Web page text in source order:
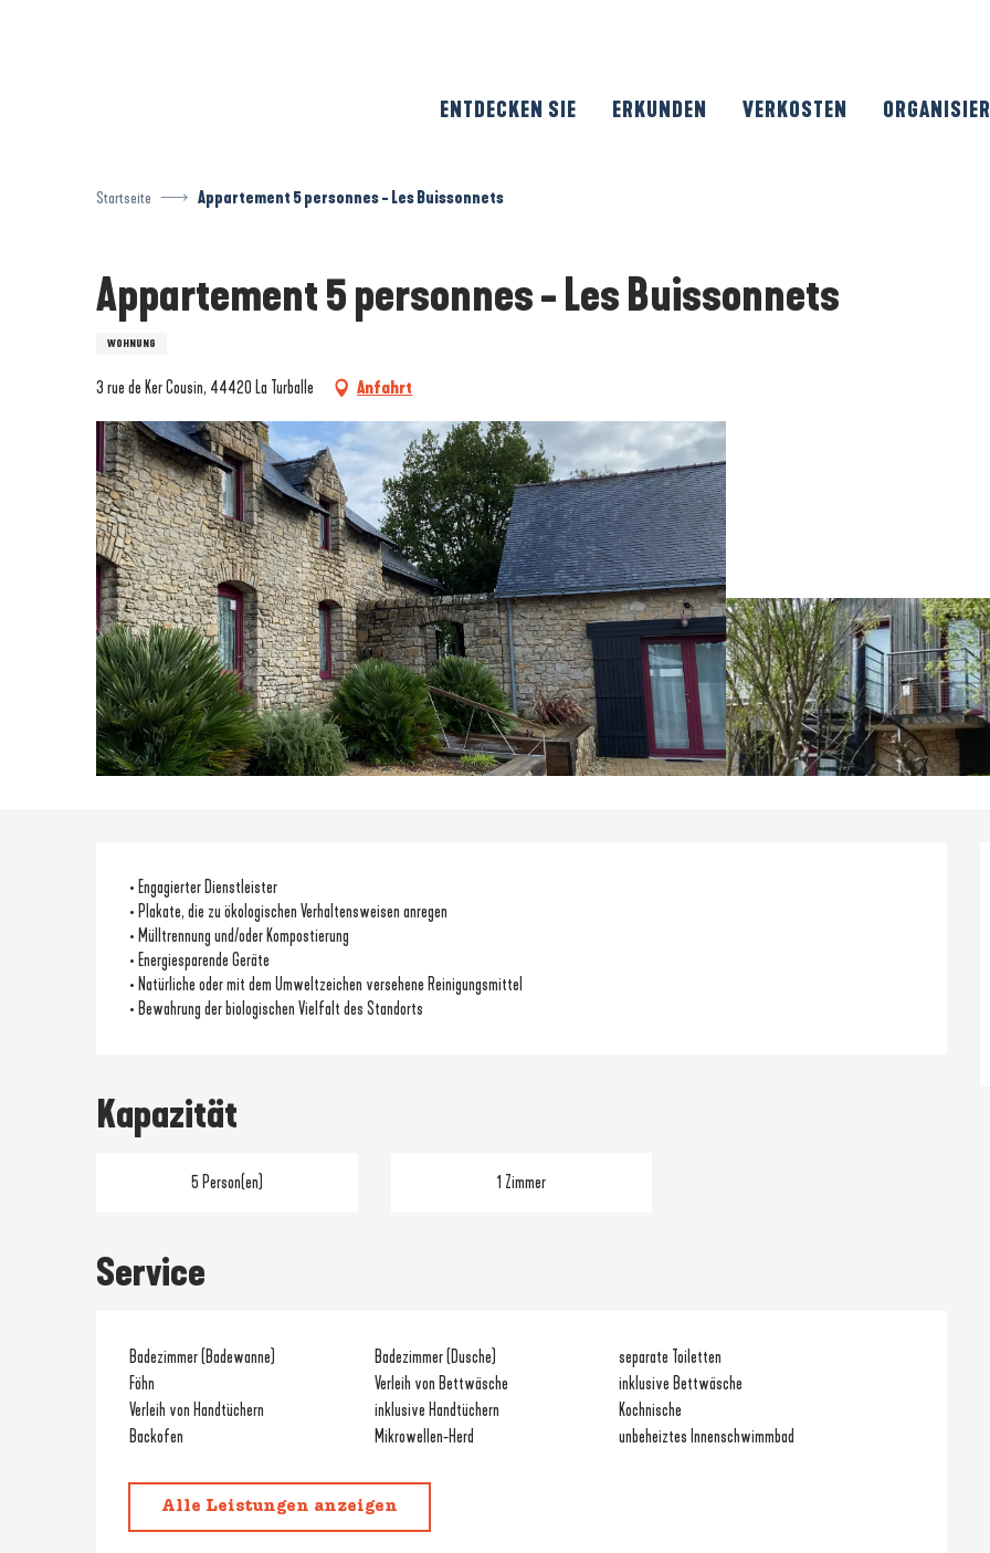
ENTDECKEN SIE ERKUNDEN VERKOSTEN
Startseite Appartement 5 personnes - Les Buissonnets
Appartement 5 personnes - Les Buissonnets
WOHNUNG
3 rue de Ker Cousin, 44420 La Turballe Anfahrt
• Engagierter Dienstleister
• Plakate, die zu ökologischen Verhaltensweisen anregen
• Mülltrennung und/oder Kompostierung
• Energiesparende Geräte
• Natürliche oder mit dem Umweltzeichen versehene Reinigungsmittel
• Bewahrung der biologischen Vielfalt des Standorts
Kapazität
5 Person(en) 1 Zimmer
Service
Badezimmer (Badewanne) Badezimmer (Dusche)
separate Toiletten
Föhn
Verleih von Bettwäsche
inklusive Bettwäsche
Verleih von Handtüchern
inklusive Handtüchern
Kochnische
Backofen
Mikrowellen-Herd unbeheiztes Innenschwimmbad
Alle Leistungen anzeigen